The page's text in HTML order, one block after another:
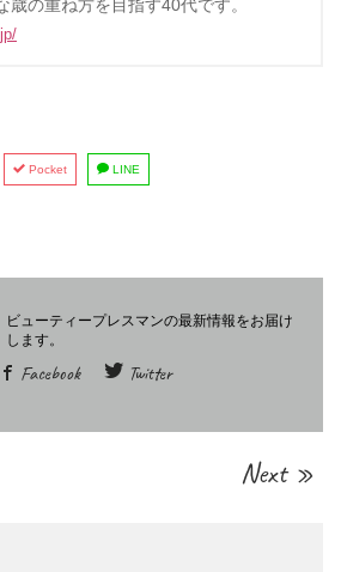
歳の重ね方を目指す40代です。
Pocket LINE
Facebook Twitter
Next »